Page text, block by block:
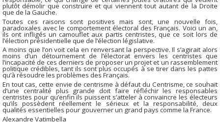
plutôt démolir que construire et qui viennent tout autant de la Droite
que de la Gauche.
Toutes ces raisons sont positives mais sont, une nouvelle fois,
paradoxales avec le comportement électoral des Français. Voici un an,
ils ont infligés un camouflet aux partis centristes, que ce soit lors de
l’élection présidentielle que de l’élection législative.
A moins que l’on voit cela en renversant la perspective. Il s’agirait alors
moins d’un détournement de l’électorat envers les centristes que
l’incapacité de ces derniers de proposer un projet et un rassemblement
politique crédibles, tant ils sont plus occupés à se tirer dans les pattes
qu’à résoudre les problèmes des Français.
En tout cas, cette envie de centrisme à défaut du Centrisme, ce souhait
d’une centralité plus grande doit faire réfléchir les responsables
centristes pour qu’enfin ils puissent s’atteler à convaincre les électeurs
qu’ils possèdent réellement le sérieux et la responsabilité, deux
qualités essentielles pour gouverner un grand pays comme la France.
Alexandre Vatimbella